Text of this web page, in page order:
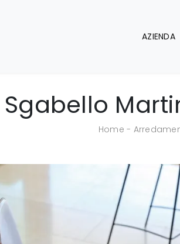
AZIENDA
Sgabello
Home -